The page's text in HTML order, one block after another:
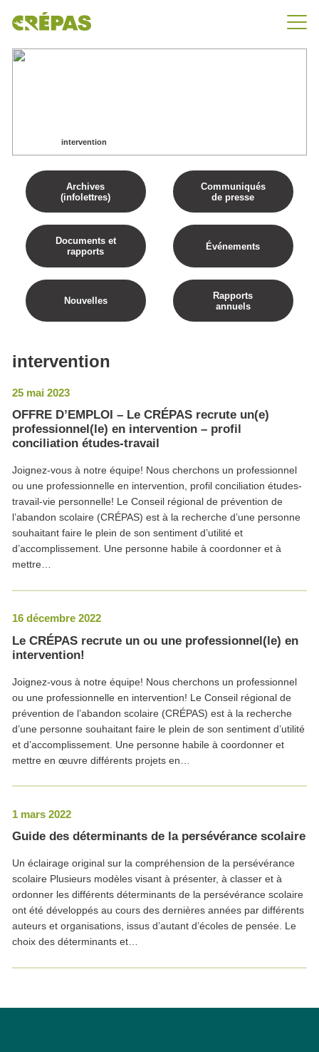
intervention
Archives
(infolettres)
Communiqués
de presse
Documents et
rapports
Événements
Nouvelles
Rapports
annuels
intervention
25 mai 2023
OFFRE D’EMPLOI – Le CRÉPAS recrute un(e)
professionnel(le) en intervention – profil
conciliation études-travail
Joignez-vous à notre équipe! Nous cherchons un professionnel
ou une professionnelle en intervention, profil conciliation études-
travail-vie personnelle! Le Conseil régional de prévention de
l’abandon scolaire (CRÉPAS) est à la recherche d’une personne
souhaitant faire le plein de son sentiment d’utilité et
d’accomplissement. Une personne habile à coordonner et à
mettre…
16 décembre 2022
Le CRÉPAS recrute un ou une professionnel(le) en
intervention!
Joignez-vous à notre équipe! Nous cherchons un professionnel
ou une professionnelle en intervention! Le Conseil régional de
prévention de l’abandon scolaire (CRÉPAS) est à la recherche
d’une personne souhaitant faire le plein de son sentiment d’utilité
et d’accomplissement. Une personne habile à coordonner et
mettre en œuvre différents projets en…
1 mars 2022
Guide des déterminants de la persévérance scolaire
Un éclairage original sur la compréhension de la persévérance
scolaire Plusieurs modèles visant à présenter, à classer et à
ordonner les différents déterminants de la persévérance scolaire
ont été développés au cours des dernières années par différents
auteurs et organisations, issus d’autant d’écoles de pensée. Le
choix des déterminants et…